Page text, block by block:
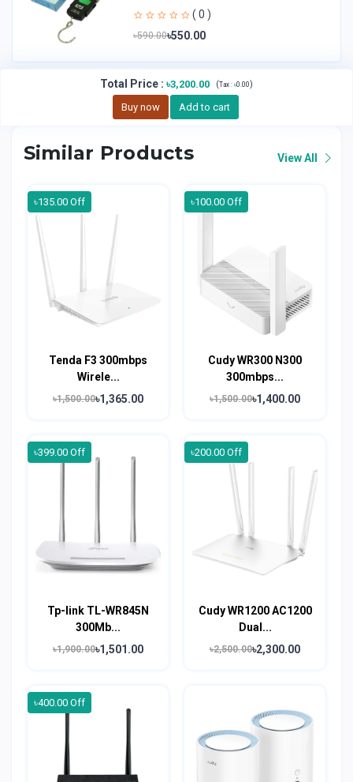
( 0 )
৳590.00৳550.00
Total Price : ৳3,200.00 (Tax : ৳0.00)
Buy now Add to cart
Similar Products View All
৳135.00 Off
Tenda F3 300mbps
Wirele...
৳1,500.00৳1,365.00
৳100.00 Off
Cudy WR300 N300
300mbps...
৳1,500.00৳1,400.00
৳399.00 Off
Tp-link TL-WR845N
300Mb...
৳1,900.00৳1,501.00
৳200.00 Off
Cudy WR1200 AC1200
Dual...
৳2,500.00৳2,300.00
৳400.00 Off